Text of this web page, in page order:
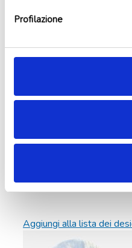
Profilazione
Aggiungi alla lista dei